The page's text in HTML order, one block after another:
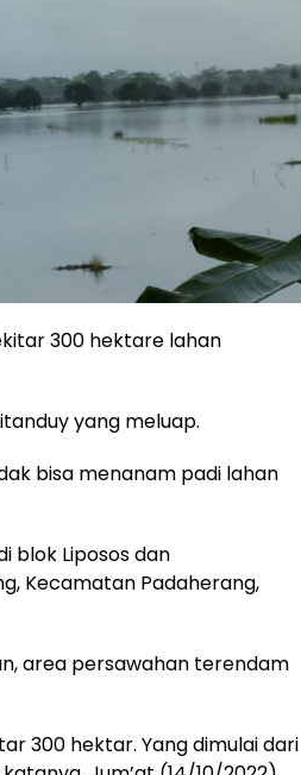
300 hektare lahan
yang meluap.
bisa menanam padi lahan
blok Liposos dan
Kecamatan Padaherang,
area persawahan terendam
300 hektar. Yang dimulai dari